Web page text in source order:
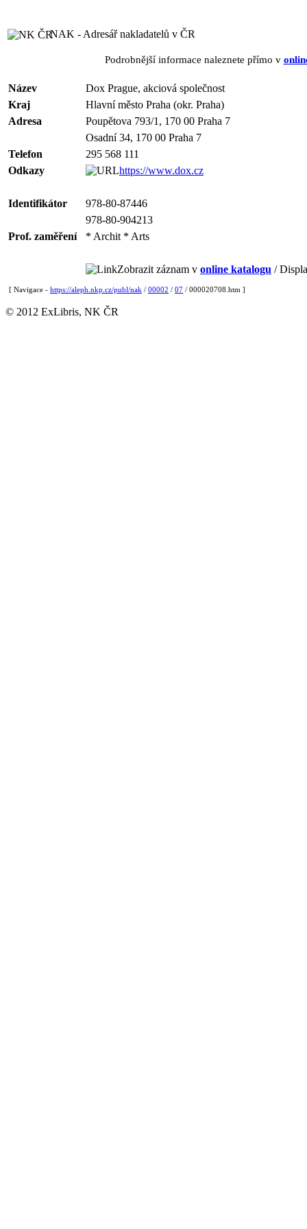
NAK - Adresář nakladatelů v ČR
Podrobnější informace naleznete přímo v
Název
Dox Prague, akciová společnost
Kraj
Hlavní město Praha (okr. Praha)
Adresa
Poupětova 793/1, 170 00 Praha 7
Osadní 34, 170 00 Praha 7
Telefon
295 568 111
Odkazy
https://www.dox.cz
Identifikátor
978-80-87446
978-80-904213
Prof. zaměření
* Archit * Arts
Zobrazit záznam v online katalogu /
[ Navigace - https://aleph.nkp.cz/publ/nak / 00002 / 07 / 000020708.htm ]
© 2012 ExLibris, NK ČR